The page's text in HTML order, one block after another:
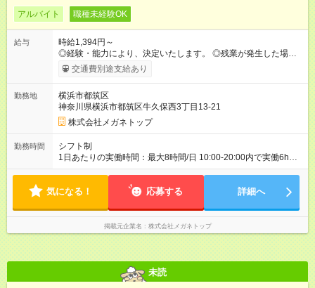
アルバイト 職種未経験OK
給与
時給1,394円～
◎経験・能力により、決定いたします。 ◎残業が発生した場合
は、1分単位で時間外手当を支給します。 【試用期間】試用期間
あり 試用期間の長さ：3ヶ月 雇用形態、給与は本採用時と同じ
交通費別途支給あり
勤務地
横浜市都筑区
神奈川県横浜市都筑区牛久保西3丁目13-21
株式会社メガネトップ
勤務時間
シフト制
1日あたりの実働時間：最大8時間/日 10:00-20:00内で実働6h
※1日6h以上、 土日含む週3日以上勤務できる方 （シフト例） パ
ワーク不可
気になる！ 応募する 詳細へ
掲載元企業名 株式会社メガネトップ
未読